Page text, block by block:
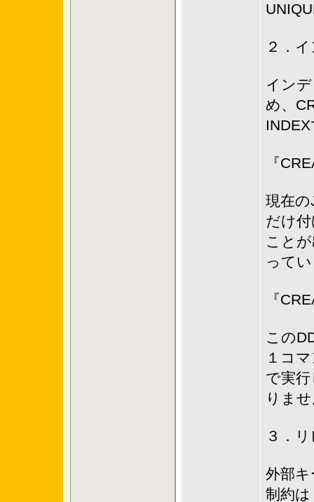
２．
イン
め、
『
現在
だけ
こと
って
『
この
１コ
で実
りま
３．
外部
制約は